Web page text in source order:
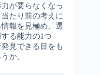
が要らなくなっ
たり前の考えに
報を見極め、選
る能力の1つ
見できる目をも
か。